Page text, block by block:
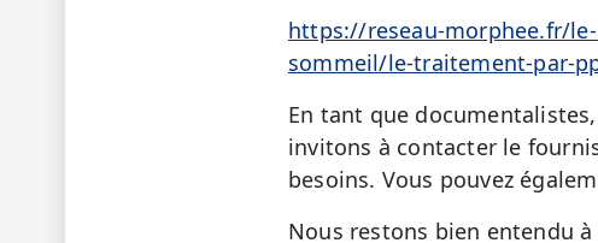
https://reseau-morphee.fr/
sommeil/le-traitement-par-
En tant que
invitons à contacter le
besoins. Vous pouvez
Nous restons bien entendu